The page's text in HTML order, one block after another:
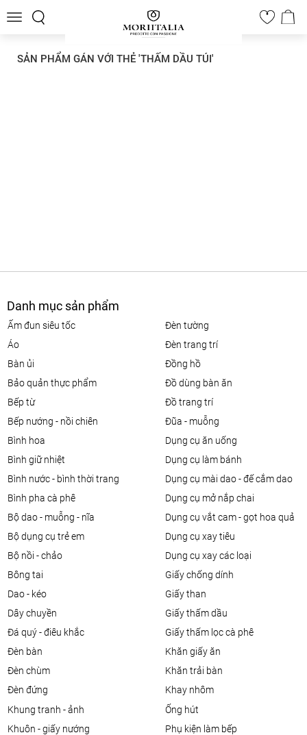
Toggle
0
SẢN PHẨM GÁN VỚI THẺ 'THẤM DẦU TÚI'
Danh mục sản phẩm
ấm đun siêu tốc
áo
bàn ủi
bảo quản thực phẩm
bếp từ
bếp nướng - nồi chiên
bình hoa
bình giữ nhiệt
bình nước - bình thời trang
bình pha cà phê
bộ dao - muỗng - nĩa
bộ dụng cụ trẻ em
bộ nồi - chảo
bông tai
dao - kéo
dây chuyền
đá quý - điêu khắc
đèn bàn
đèn chùm
đèn đứng
đèn tường
đèn trang trí
đồng hồ
đồ dùng bàn ăn
đồ trang trí
đũa - muỗng
dụng cụ ăn uống
dụng cụ làm bánh
dụng cụ mài dao - đế cắm dao
dụng cụ mở nắp chai
dụng cụ vắt cam - gọt hoa quả
dụng cụ xay tiêu
dụng cụ xay các loại
giấy chống dính
giấy than
giấy thấm dầu
giấy thấm lọc cà phê
khăn giấy ăn
khăn trải bàn
khay nhôm
khung tranh - ảnh
khuôn - giấy nướng
ống hút
phụ kiện làm bếp